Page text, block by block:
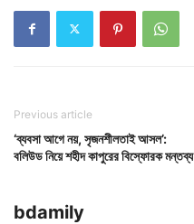
Previous article
‘ব্যবসা আগে নয়, সৃজনশীলতাই আসল’:
বলিউড নিয়ে শহীদ কাপুরের বিস্ফোরক মন্তব্য
bdamily